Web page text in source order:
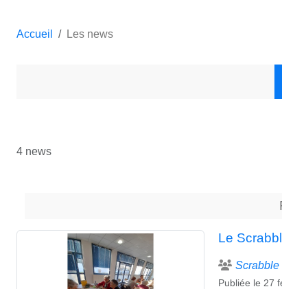
Accueil Les news
4 news
Le
Scrabble
Publiée le 27